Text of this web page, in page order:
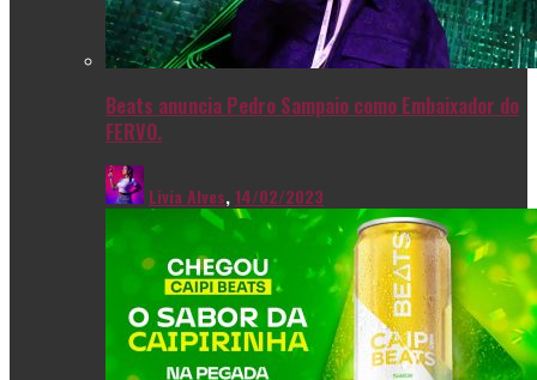
Beats anuncia Pedro Sampaio como Embaixador do
FERVO.
Livia Alves,14/02/2023